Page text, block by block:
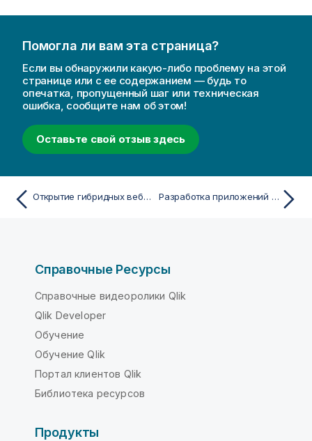
Помогла ли вам эта страница?
Если вы обнаружили какую-либо проблему на этой
странице или с ее содержанием — будь то
опечатка, пропущенный шаг или техническая
ошибка, сообщите нам об этом!
Оставьте свой отзыв здесь
Открытие гибридных веб-приложений в приложении Qlik Sense Client-Managed Mobile Разработка приложений для приложения Qlik Sense Client-Managed Mobile
Справочные Ресурсы
Справочные видеоролики Qlik
Qlik Developer
Обучение
Обучение Qlik
Портал клиентов Qlik
Библиотека ресурсов
Продукты